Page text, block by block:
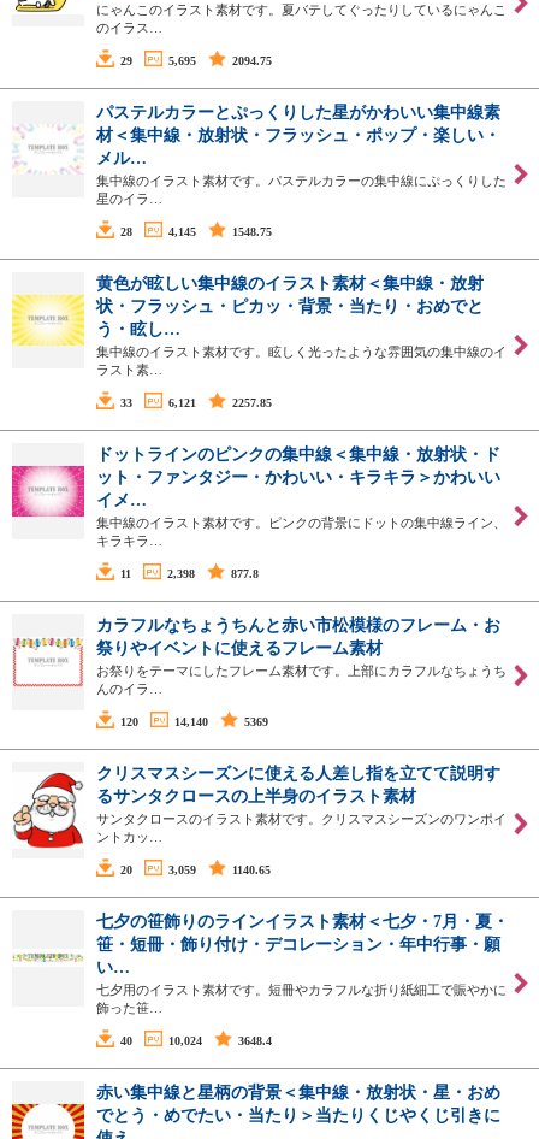
にゃんこのイラスト素材です。夏バテしてぐったりしているにゃんこ
のイラス…
29 5,695 2094.75
パステルカラーとぷっくりした星がかわいい集中線素
材＜集中線・放射状・フラッシュ・ポップ・楽しい・
メル…
集中線のイラスト素材です。パステルカラーの集中線にぷっくりした
星のイラ…
28 4,145 1548.75
黄色が眩しい集中線のイラスト素材＜集中線・放射
状・フラッシュ・ピカッ・背景・当たり・おめでと
う・眩し…
集中線のイラスト素材です。眩しく光ったような雰囲気の集中線のイ
ラスト素…
33 6,121 2257.85
ドットラインのピンクの集中線＜集中線・放射状・ド
ット・ファンタジー・かわいい・キラキラ＞かわいい
イメ…
集中線のイラスト素材です。ピンクの背景にドットの集中線ライン、
キラキラ…
11 2,398 877.8
カラフルなちょうちんと赤い市松模様のフレーム・お
祭りやイベントに使えるフレーム素材
お祭りをテーマにしたフレーム素材です。上部にカラフルなちょうち
んのイラ…
120 14,140 5369
クリスマスシーズンに使える人差し指を立てて説明す
るサンタクロースの上半身のイラスト素材
サンタクロースのイラスト素材です。クリスマスシーズンのワンポイ
ントカッ…
20 3,059 1140.65
七夕の笹飾りのラインイラスト素材＜七夕・7月・夏・
笹・短冊・飾り付け・デコレーション・年中行事・願
い…
七夕用のイラスト素材です。短冊やカラフルな折り紙細工で賑やかに
飾った笹…
40 10,024 3648.4
赤い集中線と星柄の背景＜集中線・放射状・星・おめ
でとう・めでたい・当たり＞当たりくじやくじ引きに